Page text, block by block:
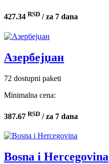
427.34 RSD / za 7 dana
Азербејџан
72 dostupni paketi
Minimalna cena:
387.67 RSD / za 7 dana
Bosna i Hercegovina